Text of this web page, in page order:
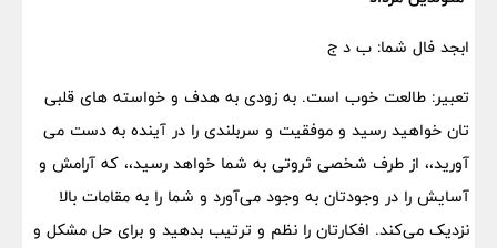
ابجد فال شما: ب د ج
تعبیر: طالعت خوب است. به زودی به هدف و خواسته های قلبی
تان خواهید رسید و موفقیت و سربلندی را در آینده به دست می
آورید،، از طرف شخصی ثروتی به شما خواهد رسید،، که آرامش و
آسایش را در وجودتان به وجود می‌آورد و شما را به مقامات بالا
نزدیک می‌کند. افکارتان را نظم و ترتیب بدهید و برای حل مشکل و